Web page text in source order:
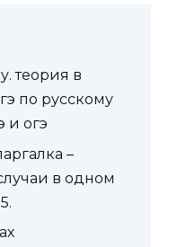
теория в
по русскому
и огэ
–
в одном